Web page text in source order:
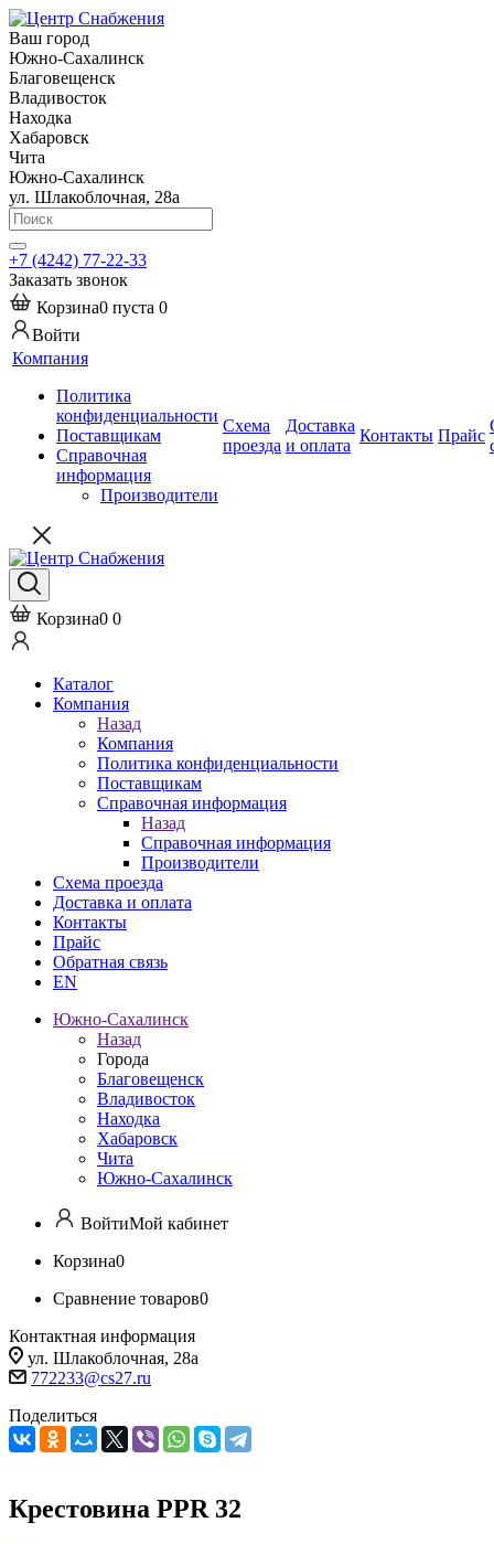
Ваш город
Южно-Сахалинск
Благовещенск
Владивосток
Находка
Хабаровск
Чита
Южно-Сахалинск
ул. Шлакоблочная, 28а
+7 (4242) 77-22-33
Заказать звонок
Корзина0 пуста 0
Войти
Компания
Политика
конфиденциальности
Поставщикам
Справочная
информация
Производители
Схема
проезда
Доставка
и оплата
Контакты Прайс
Корзина0 0
Каталог
Компания
Назад
Компания
Политика конфиденциальности
Поставщикам
Справочная информация
Назад
Справочная информация
Производители
Схема проезда
Доставка и оплата
Контакты
Прайс
Обратная связь
EN
Южно-Сахалинск
Назад
Города
Благовещенск
Владивосток
Находка
Хабаровск
Чита
Южно-Сахалинск
ВойтиМой кабинет
Корзина0
Сравнение товаров0
Контактная информация
ул. Шлакоблочная, 28а
772233@cs27.ru
Поделиться
Крестовина PPR 32